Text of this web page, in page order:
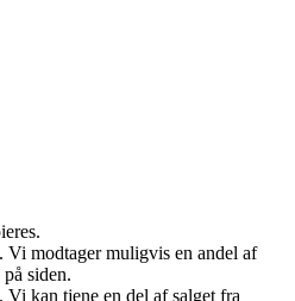
modtager muligvis en andel af
siden.
kan tjene en del af salget fra